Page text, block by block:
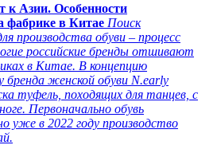
к Азии. Особенности
фабрике в Китае Поиск
производства обуви – процесс
российские бренды отшивают
в Китае. В концепцию
бренда женской обуви N.early
туфель, походящих для танцев, с
Первоначально обувь
уже в 2022 году производство